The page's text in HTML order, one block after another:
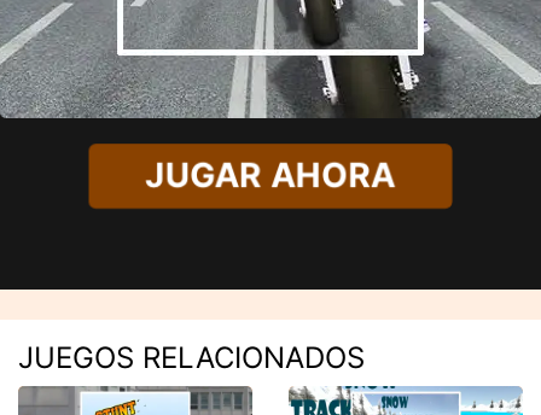
JUGAR AHORA
JUEGOS RELACIONADOS